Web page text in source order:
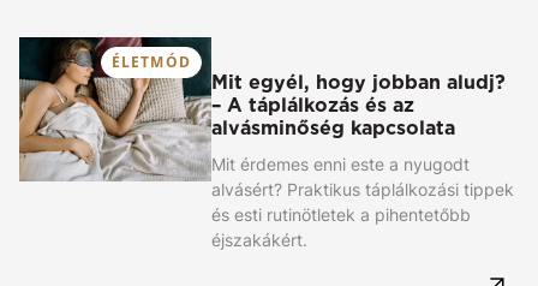
ÉLETMÓD
Mit egyél, hogy jobban aludj?
– A táplálkozás és az
alvásminőség kapcsolata
Mit érdemes enni este a nyugodt
alvásért? Praktikus táplálkozási tippek
és esti rutinötletek a pihentetőbb
éjszakákért.